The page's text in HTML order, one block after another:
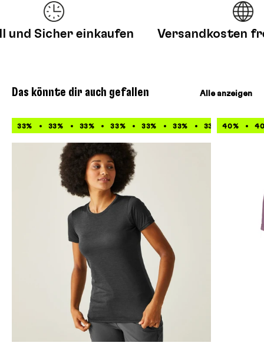
Sicher einkaufen Versandkosten frei
Das könnte dir auch gefallen Alle anzeigen
33% 33% 33% 33% 33% 33% 33% 33%
40%